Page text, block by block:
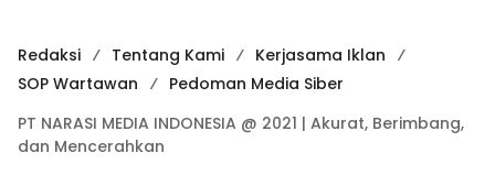
Redaksi Tentang Kami
Kerjasama Iklan
SOP Wartawan
Pedoman Media Siber
PT NARASI MEDIA INDONESIA @ 2021 | Akurat, Berimbang,
dan Mencerahkan